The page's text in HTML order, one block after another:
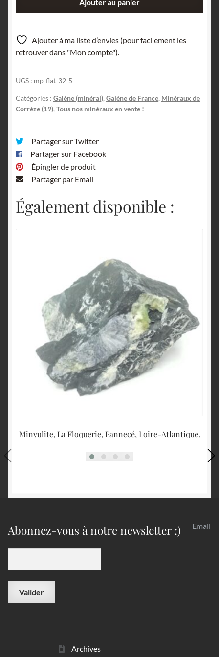
de
La
Besse,
Julien-
aux-
Bois,
Ajouter au panier
Ajouter à ma liste d’envies (pour facilement les
retrouver dans "Mon compte").
UGS : mp-flat-32-5
Catégories : Galène (minéral), Galène de France, Minéraux de
Corrèze (19), Tous nos minéraux en vente !
Partager sur Twitter
Partager sur Facebook
Épingler de produit
Partager par Email
Également disponible :
Minyulite, La Floquerie, Pannecé, Loire-Atlantique.
Abonnez-vous à notre newsletter :) Email
Archives